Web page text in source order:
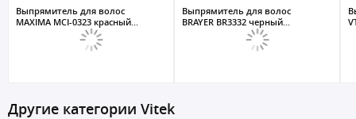
Выпрямитель для волос
MAXIMA MCI-0323 красный...
Выпрямитель для волос
BRAYER BR3332 черный...
Другие категории Vitek